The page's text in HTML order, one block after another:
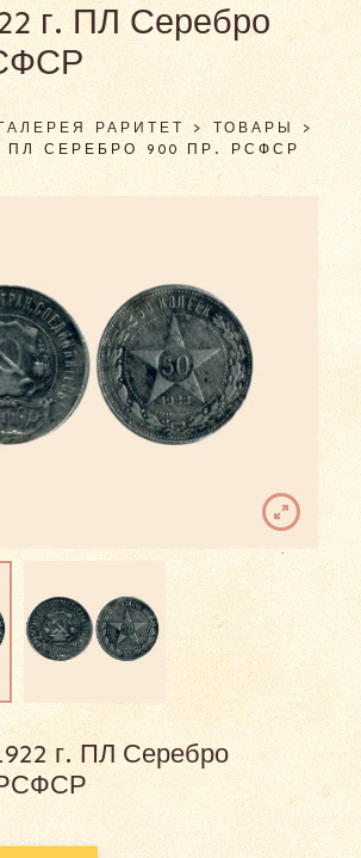
г. ПЛ Серебро
РАРИТЕТ > ТОВАРЫ >
ПЛ СЕРЕБРО 900 ПР. РСФСР
г. ПЛ Серебро